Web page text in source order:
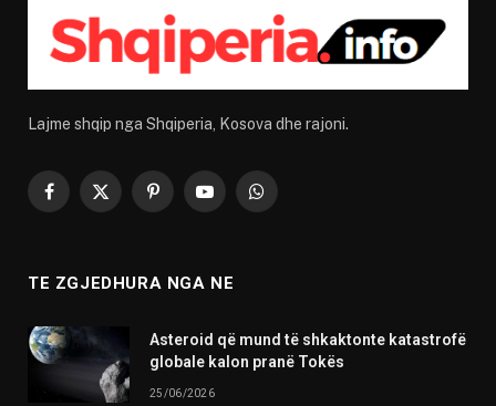
Lajme shqip nga Shqiperia, Kosova dhe rajoni.
Facebook
X
PinterestYouTubeWhatsApp
TE ZGJEDHURA NGA NE
Asteroid që mund të shkaktonte katastrofë
globale kalon pranë Tokës
25/06/2026